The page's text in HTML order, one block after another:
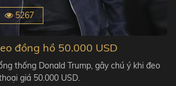
5267
đồng hồ 50.000 USD
thống Donald Trump, gây chú ý khi đeo
giá 50.000 USD.